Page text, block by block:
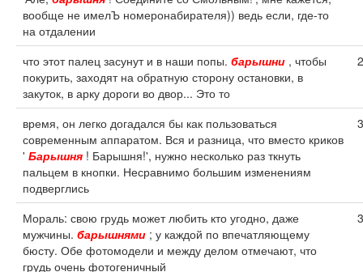
вообще не имелЪ номеронабирателя)) ведь если, где-то
на отдалении
что этот палец засунут и в наши попы. барышни , чтобы
покурить, заходят на обратную сторону остановки, в
закуток, в арку дороги во двор... Это то
2
время, он легко догадался бы как пользоваться
современным аппаратом. Вся и разница, что вместо криков
' Барышня ! Барышня!', нужно несколько раз ткнуть
пальцем в кнопки. Несравнимо большим изменениям
подверглись
3
Мораль: свою грудь может любить кто угодно, даже
мужчины. барышнями ; у каждой по впечатляющему
бюсту. Обе фотомодели и между делом отмечают, что
грудь очень фотогеничный
3